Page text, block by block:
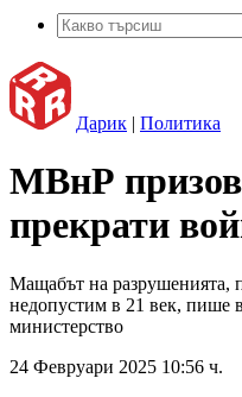
Дарик | Политика
МВнР
прекрати
Мащабът на разрушенията,
недопустим в 21 век, пише
министерство
24 Февруари 2025 10:56 ч.